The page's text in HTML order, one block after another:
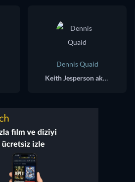
Dennis Quaid
Keith Jesperson aka 'Happy Face Killer'